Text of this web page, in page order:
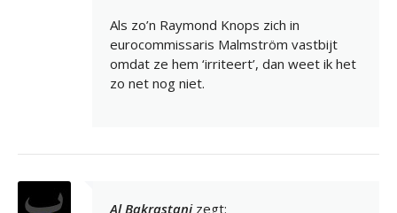
Als zo’n Raymond Knops zich in
eurocommissaris Malmström vastbijt
omdat ze hem ‘irriteert’, dan weet ik het
zo net nog niet.
Al Bakrastani zegt: